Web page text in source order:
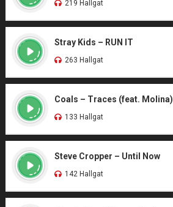
219 Hallgat
Stray Kids – RUN IT
263 Hallgat
Coals – Traces (feat. Molina)
133 Hallgat
Steve Cropper – Until Now
142 Hallgat